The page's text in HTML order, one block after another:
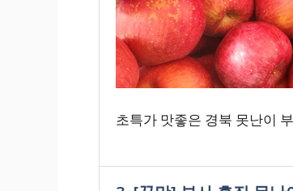
초특가 맛좋은 경북 못난이